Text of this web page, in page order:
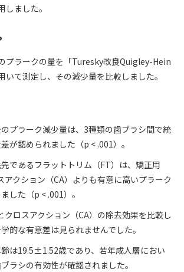
ました。
プラークの量を「Turesky改良Quigley-Hein
いて測定し、その減少量を比較しました。
プラーク減少量は、3種類の歯ブラシ間で統
が認められました（p < .001）。
であるフラットトリム（FT）は、矯正用
アクション（CA）よりも有意に高いプラーク
した（p < .001）。
クロスアクション（CA）の除去効果を比較し
的な有意差は見られませんでした。
は19.5±1.52歳であり、若年成人層におい
ラシの有効性が確認されました。